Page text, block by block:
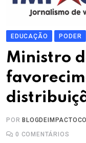
EDUCAÇÃO PODER
Ministro
POR
0 COMENTÁRIOS